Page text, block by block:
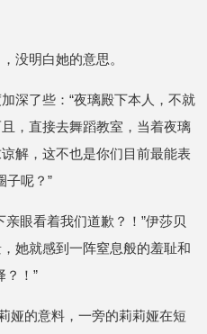
没明白她的意思。
深了些：“夜璃殿下本人，不就
，直接去舞蹈教室，当着夜璃
解，这不也是你们目前最能表
子呢？”
眼看着我们道歉？！”伊莎贝
她就感到一阵窒息般的羞耻和
？！”
娅的意料，一旁的莉莉娅在短